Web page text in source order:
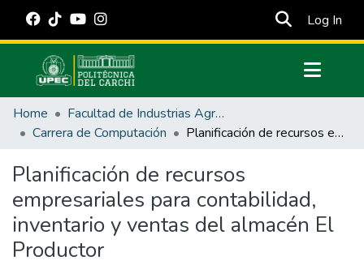
Log In
Communities & Collections
All of DSpace
Estadísticas Externas
Manuales
Home
Facultad de Industrias Agropecuarias y Ciencias Ambientales
Carrera de Computación
Planificación de recursos empresariales para contabilidad, inventario y ventas del almacén El Productor
Planificación de recursos
empresariales para contabilidad,
inventario y ventas del almacén El
Productor